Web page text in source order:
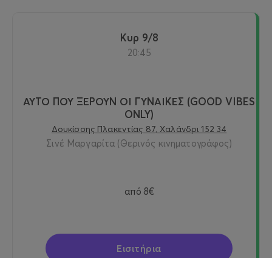
Κυρ 9/8
20:45
ΑΥΤΟ ΠΟΥ ΞΕΡΟΥΝ ΟΙ ΓΥΝΑΙΚΕΣ (GOOD VIBES
ONLY)
Δουκίσσης Πλακεντίας 87, Χαλάνδρι 152 34
Σινέ Μαργαρίτα (Θερινός κινηματογράφος)
από 8€
Εισιτήρια